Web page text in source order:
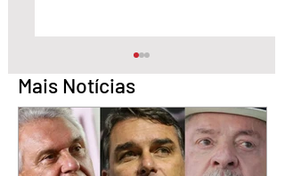
Mais Notícias